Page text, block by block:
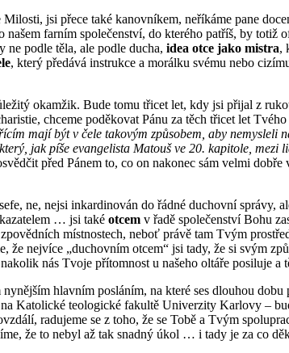
Milosti, jsi přece také kanovníkem, neříkáme pane
našem farním společenství, do kterého patříš, by
ne podle těla, ale podle ducha, idea otce jako mistra,
, který předává instrukce a morálku svému nebo
okamžik. Bude tomu třicet let, kdy jsi přijal z
chceme poděkovat Pánu za těch třicet let
mají být v čele takovým způsobem, aby
jak píše evangelista Matouš ve 20. kapitole,
před Pánem to, co on nakonec sám velmi
ne, nejsi inkardinován do řádné duchovní správy,
… jsi také otcem v řadě společenství Bohu
místnostech, neboť právě tam Tvým
že nejvíce „duchovním otcem“ jsi tady, že si svým
nás Tvoje přítomnost u našeho oltáře posiluje a
hlavním posláním, na které ses dlouhou
Katolické teologické fakultě Univerzity Karlovy –
radujeme se z toho, že se Tobě a Tvým
že to nebyl až tak snadný úkol … i tady je za co